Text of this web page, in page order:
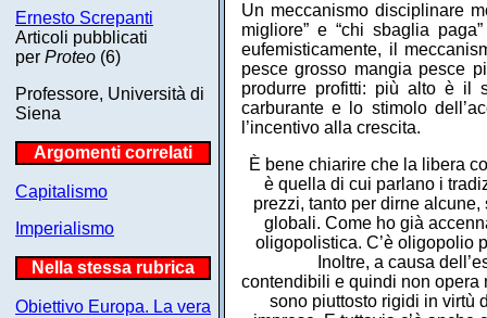
Ernesto Screpanti
Articoli pubblicati
per Proteo (6)
Professore, Università di
Siena
Argomenti correlati
Capitalismo
Imperialismo
Nella stessa rubrica
Obiettivo Europa. La vera
Un meccanismo disciplinare
migliore” e “chi sbaglia
eufemisticamente, il
pesce grosso mangia pesce
produrre profitti: più alto è il
carburante e lo stimolo
l’incentivo alla crescita.
È bene chiarire che la libera
è quella di cui parlano i
prezzi, tanto per dirne
globali. Come ho già
oligopolistica. C’è oligopolio
Inoltre, a causa
contendibili e quindi non opera
sono piuttosto rigidi in virtù